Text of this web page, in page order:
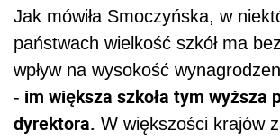
Jak mówiła Smoczyńska, w
państwach wielkość szkół ma
wpływ na wysokość
- im większa szkoła tym wyższa
dyrektora. W większości krajów